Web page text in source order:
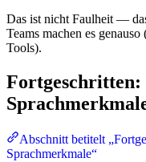
Das ist nicht Faulheit —
Teams machen es
Tools).
Fortgeschritten:
Abschnitt betitelt
Sprachmerkmale“